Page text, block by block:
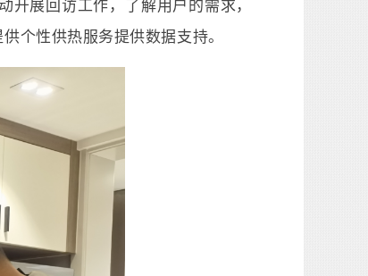
展回访工作，了解用户的需求，
个性供热服务提供数据支持。